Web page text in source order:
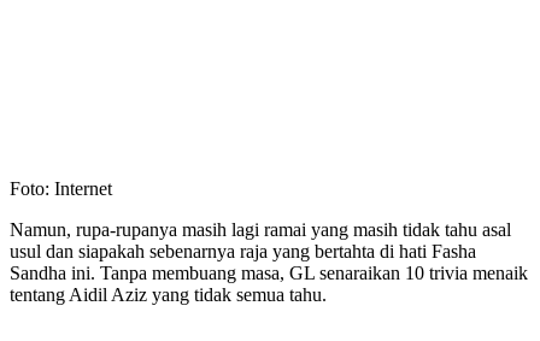
Foto: Internet
Namun, rupa-rupanya masih lagi ramai yang masih tidak tahu asal
usul dan siapakah sebenarnya raja yang bertahta di hati Fasha
Sandha ini. Tanpa membuang masa, GL senaraikan 10 trivia menaik
tentang Aidil Aziz yang tidak semua tahu.